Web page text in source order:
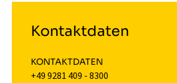
Kontaktdaten
KONTAKTDATEN
+49 9281 409 - 8300